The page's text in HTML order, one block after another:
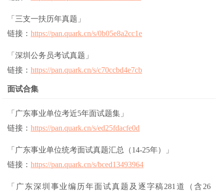
「三支一扶历年真题」
链接： https://pan.quark.cn/s/0b05e8a2cc1e
「深圳公务员考试真题」
链接： https://pan.quark.cn/s/c70ccbd4e7cb
面试合集
「广东事业单位考近5年面试题集」
链接： https://pan.quark.cn/s/ed25fdacfe0d
「广东事业单位统考面试真题汇总（14-25年）」
链接： https://pan.quark.cn/s/bced13493964
「广东深圳事业编历年面试真题及逐字稿281道（含26